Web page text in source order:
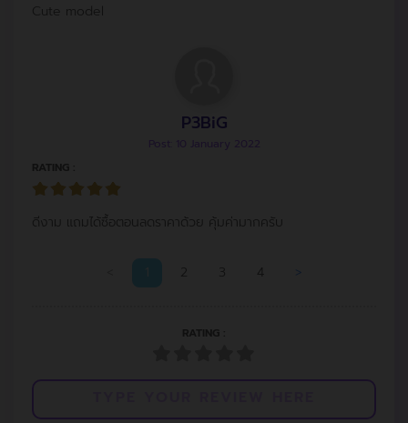
Cute model
P3BiG
RATING :
ดีงาม แถมได้ซื้อตอนลดราคาด้วย คุ้มค่ามากครับ
2 3 4 >
RATING :